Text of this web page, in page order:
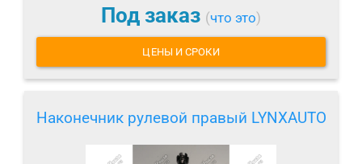
Под заказ (что это)
ЦЕНЫ И СРОКИ
Наконечник рулевой правый LYNXAUTO